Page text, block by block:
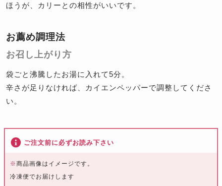
ほうが、カリーとの相性がいいです。
お薦め調理法
お召し上がり方
袋ごと沸騰したお湯に入れて5分。
辛さが足りなければ、カイエンペッパーで調整してくださ
い。
ご注文前に必ずお読み下さい
※商品画像はイメージです。
冷凍便でお届けします